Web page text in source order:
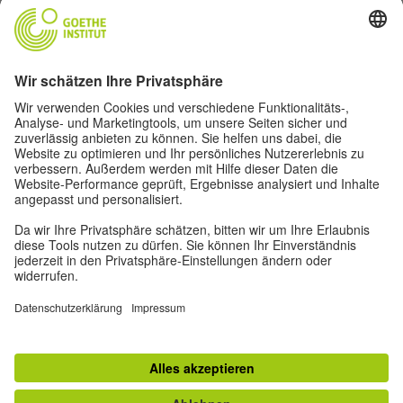
Goethe-Institut Zentrale
Oskar von Miller-Ring 18
80333 München
deutschstunde@goethe.de
Hilfreiche Links
Weitere Websites
Datenschutz und Barrierefreiheit
Impressum Datenschutz